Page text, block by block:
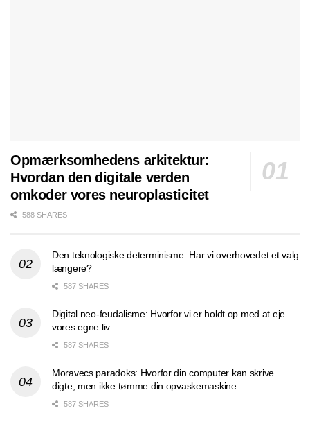
Opmærksomhedens arkitektur:
Hvordan den digitale verden
omkoder vores neuroplasticitet
588 SHARES
Den teknologiske determinisme: Har vi overhovedet et valg
længere?
587 SHARES
Digital neo-feudalisme: Hvorfor vi er holdt op med at eje
vores egne liv
587 SHARES
Moravecs paradoks: Hvorfor din computer kan skrive
digte, men ikke tømme din opvaskemaskine
587 SHARES